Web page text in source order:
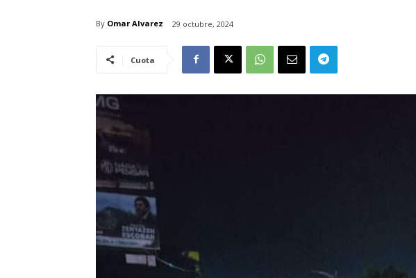
By Omar Alvarez 29 octubre, 2024
Cuota